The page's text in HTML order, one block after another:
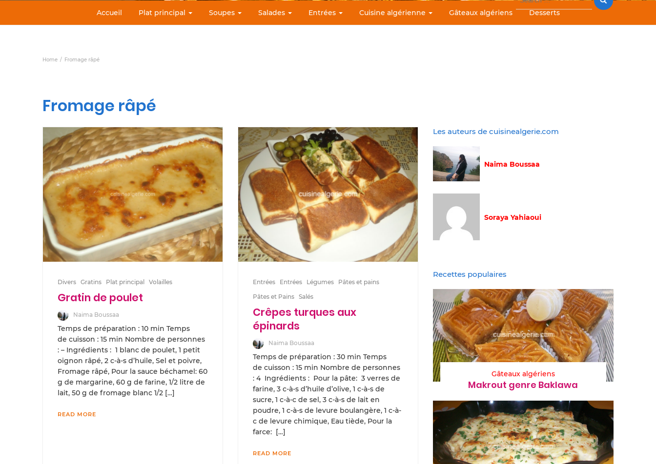
Accueil Plat principal Soupes Salades Entrées Cuisine algérienne Gâteaux algériens Desserts
Home Fromage râpé
Fromage râpé
Divers Gratins Plat principal Volailles
Gratin de poulet
Naima Boussaa
Temps de préparation : 10 min Temps
de cuisson : 15 min Nombre de personnes
: – Ingrédients : 1 blanc de poulet, 1 petit
oignon râpé, 2 c-à-s d’huile, Sel et poivre,
Fromage râpé, Pour la sauce béchamel: 60
g de margarine, 60 g de farine, 1/2 litre de
lait, 50 g de fromage blanc 1/2 […]
READ MORE
Entrées Entrées Légumes
Pâtes et pains
Pâtes et Pains Salés
Crêpes turques aux
épinards
Naima Boussaa
Temps de préparation : 30 min Temps
de cuisson : 15 min Nombre de personnes
: 4 Ingrédients : Pour la pâte: 3 verres de
farine, 3 c-à-s d’huile d’olive, 1 c-à-s de
sucre, 1 c-à-c de sel, 3 c-à-s de lait en
poudre, 1 c-à-s de levure boulangère, 1 c-à-
c de levure chimique, Eau tiède, Pour la
farce: […]
READ MORE
Les auteurs de cuisinealgerie.com
Naima Boussaa
Soraya Yahiaoui
Recettes populaires
Gâteaux algériens
Makrout genre Baklawa